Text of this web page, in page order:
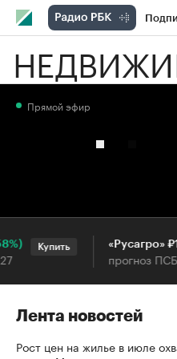
РБК
Прямой эфир
Купить «Русагро» ₽120
прогноз ПСБ к
Лента новостей
Рост цен на жилье в июле